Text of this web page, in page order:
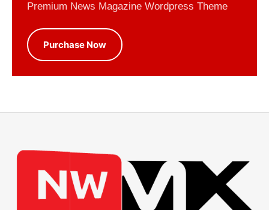
Premium News Magazine Wordpress Theme
Purchase Now